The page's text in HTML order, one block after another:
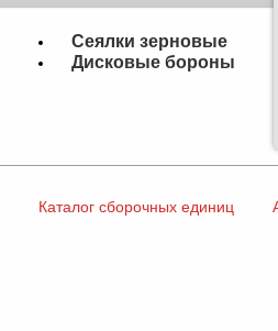
Сеялки зерновые
Дисковые бороны
Каталог сборочных единиц